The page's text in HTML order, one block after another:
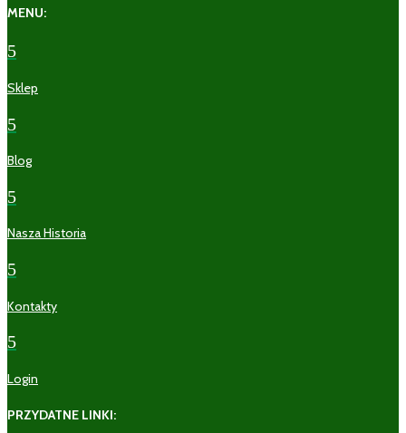
MENU:
5
Sklep
5
Blog
5
Nasza Historia
5
Kontakty
5
Login
PRZYDATNE LINKI: